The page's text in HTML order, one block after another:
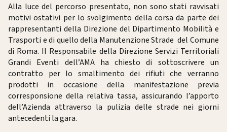
Alla luce del percorso presentato, non sono stati ravvisati
motivi ostativi per lo svolgimento della corsa da parte dei
rappresentanti della Direzione del Dipartimento Mobilità e
Trasporti e di quello della Manutenzione Strade del Comune
di Roma. Il Responsabile della Direzione Servizi Territoriali
Grandi Eventi dell’AMA ha chiesto di sottoscrivere un
contratto per lo smaltimento dei rifiuti che verranno
prodotti in occasione della manifestazione previa
corresponsione della relativa tassa, assicurando l’apporto
dell’Azienda attraverso la pulizia delle strade nei giorni
antecedenti la gara.